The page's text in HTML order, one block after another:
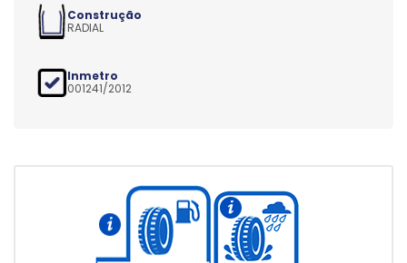
Construção
RADIAL
Inmetro
001241/2012